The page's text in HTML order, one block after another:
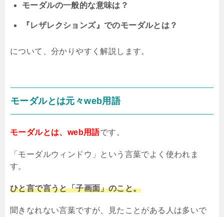
モーダルの一般的な意味は？
『レザレクションズ』でのモーダルとは？
について、分かりやすく解説します。
モーダルとは元々web用語
モーダルとは、web用語です。
「モーダルウィンドウ」という言葉でよく使われま
す。
ひと言で言うと「子画面」のこと。
聞きなれない言葉ですが、見たことがある人は多いで